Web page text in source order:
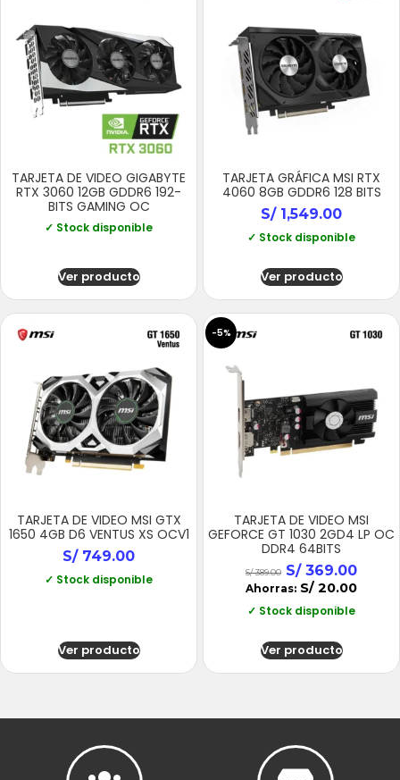
TARJETA DE VIDEO GIGABYTE
RTX 3060 12GB GDDR6 192-
BITS GAMING OC
✓ Stock disponible
Ver producto
TARJETA GRÁFICA MSI RTX
4060 8GB GDDR6 128 BITS
S/1,549.00
✓ Stock disponible
Ver producto
TARJETA DE VIDEO MSI GTX
1650 4GB D6 VENTUS XS OCV1
S/749.00
✓ Stock disponible
Ver producto
-5%
TARJETA DE VIDEO MSI
GEFORCE GT 1030 2GD4 LP OC
DDR4 64BITS
S/389.00 S/369.00
Ahorras: S/ 20.00
✓ Stock disponible
Ver producto